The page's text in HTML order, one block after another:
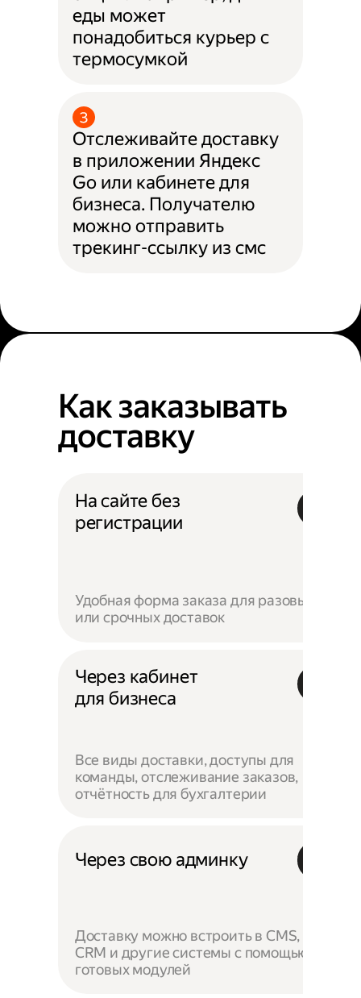
еды может
понадобиться курьер с
термосумкой
Отслеживайте доставку
в приложении Яндекс
Go или кабинете для
бизнеса. Получателю
можно отправить
трекинг-ссылку из смс
Как заказывать
доставку
На сайте без
регистрации
Удобная форма заказа для разовых
или срочных доставок
Через кабинет
для бизнеса
Все виды доставки, доступы для
команды, отслеживание заказов,
отчётность для бухгалтерии
Через свою админку
Доставку можно встроить в CMS,
CRM и другие системы с помощью
готовых модулей